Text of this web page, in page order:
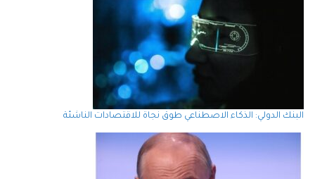
البنك الدولي: الذكاء الاصطناعي طوق نجاة للاقتصادات الناشئة